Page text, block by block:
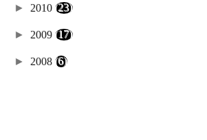
► 2010 (23)
► 2009 (17)
► 2008 (6)